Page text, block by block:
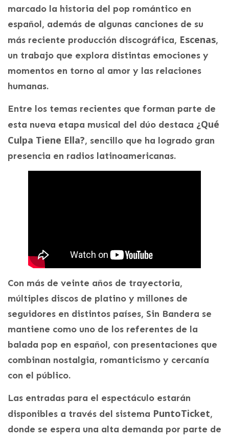
marcado la historia del pop romántico en
español, además de algunas canciones de su
más reciente producción discográfica, Escenas,
un trabajo que explora distintas emociones y
momentos en torno al amor y las relaciones
humanas.
Entre los temas recientes que forman parte de
esta nueva etapa musical del dúo destaca ¿Qué
Culpa Tiene Ella?, sencillo que ha logrado gran
presencia en radios latinoamericanas.
Con más de veinte años de trayectoria,
múltiples discos de platino y millones de
seguidores en distintos países, Sin Bandera se
mantiene como uno de los referentes de la
balada pop en español, con presentaciones que
combinan nostalgia, romanticismo y cercanía
con el público.
Las entradas para el espectáculo estarán
disponibles a través del sistema PuntoTicket,
donde se espera una alta demanda por parte de